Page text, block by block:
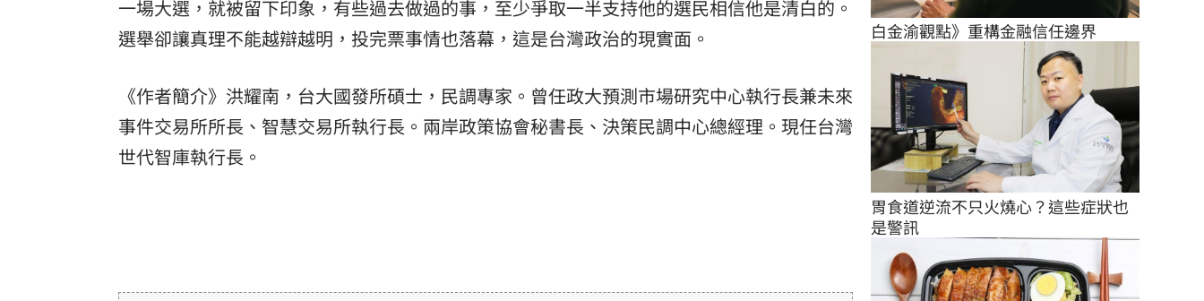
一場大選，就被留下印象，有些過去做過的事，至少爭取一半支持他的選民相信他是清白的。
選舉卻讓真理不能越辯越明，投完票事情也落幕，這是台灣政治的現實面。
《作者簡介》洪耀南，台大國發所碩士，民調專家。曾任政大預測市場研究中心執行長兼未來
事件交易所所長、智慧交易所執行長。兩岸政策協會秘書長、決策民調中心總經理。現任台灣
世代智庫執行長。
白金渝觀點》重構金融信任邊界
胃食道逆流不只火燒心？這些症狀也
是警訊